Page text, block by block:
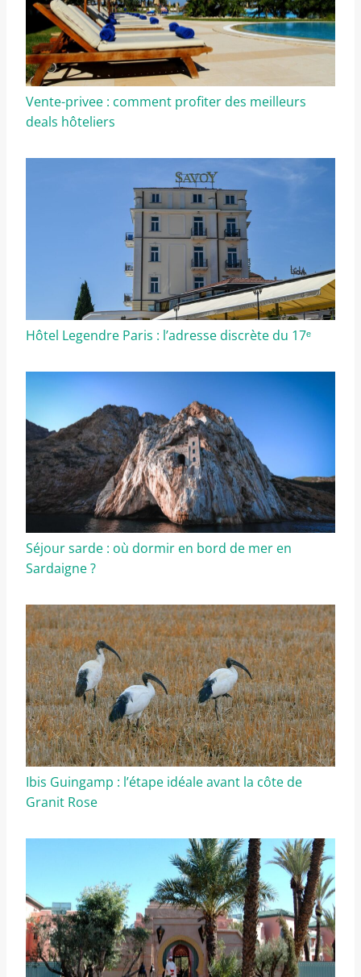
Vente-privee : comment profiter des meilleurs
deals hôteliers
Hôtel Legendre Paris : l’adresse discrète du 17ᵉ
Séjour sarde : où dormir en bord de mer en
Sardaigne ?
Ibis Guingamp : l’étape idéale avant la côte de
Granit Rose